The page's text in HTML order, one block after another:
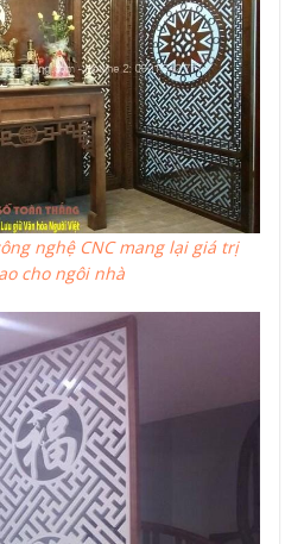
nghệ CNC mang lại giá trị
cho ngôi nhà